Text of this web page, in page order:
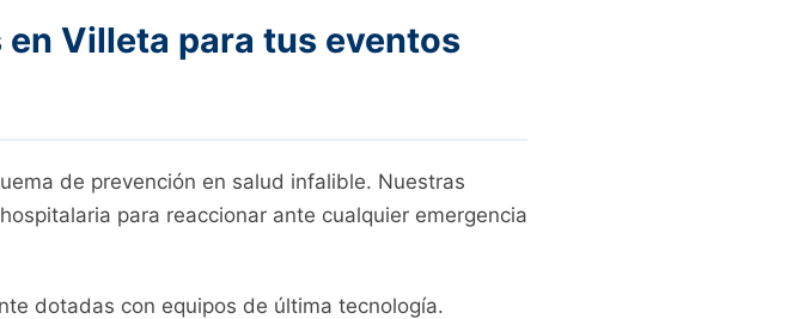
Villeta para tus eventos
de prevención en salud infalible. Nuestras
para reaccionar ante cualquier emergencia
dotadas con equipos de última tecnología.